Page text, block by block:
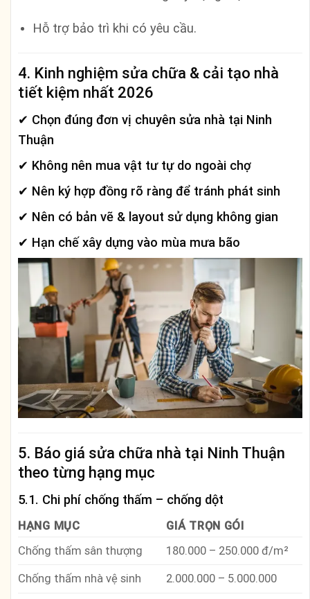
Hỗ trợ bảo trì khi có yêu cầu.
4. Kinh nghiệm sửa chữa & cải tạo nhà
tiết kiệm nhất 2026
✔ Chọn đúng đơn vị chuyên sửa nhà tại Ninh
Thuận
✔ Không nên mua vật tư tự do ngoài chợ
✔ Nên ký hợp đồng rõ ràng để tránh phát sinh
✔ Nên có bản vẽ & layout sử dụng không gian
✔ Hạn chế xây dựng vào mùa mưa bão
5. Báo giá sửa chữa nhà tại Ninh Thuận
theo từng hạng mục
5.1. Chi phí chống thấm – chống dột
HẠNG MỤC
GIÁ TRỌN GÓI
Chống thấm sân thượng
180.000 – 250.000 đ/m²
Chống thấm nhà vệ sinh 2.000.000 – 5.000.000